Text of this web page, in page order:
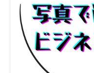
コンサルタントの資格を持つ講師が登壇しま
リキュラム〉 ・コーチングと
ショナルデザインコーチング
クショナルデザインコーチン
入」するコーチング ・多数